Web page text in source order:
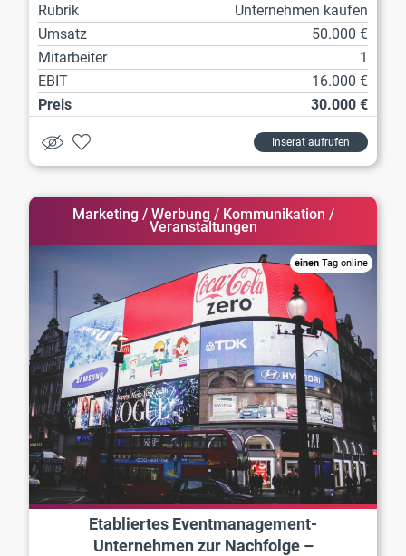
Rubrik
Unternehmen kaufen
Umsatz
50.000 €
Mitarbeiter
1
EBIT
16.000 €
Preis
30.000 €
Inserat aufrufen
Marketing / Werbung / Kommunikation /
Veranstaltungen
einen Tag online
Etabliertes Eventmanagement-
Unternehmen zur Nachfolge –